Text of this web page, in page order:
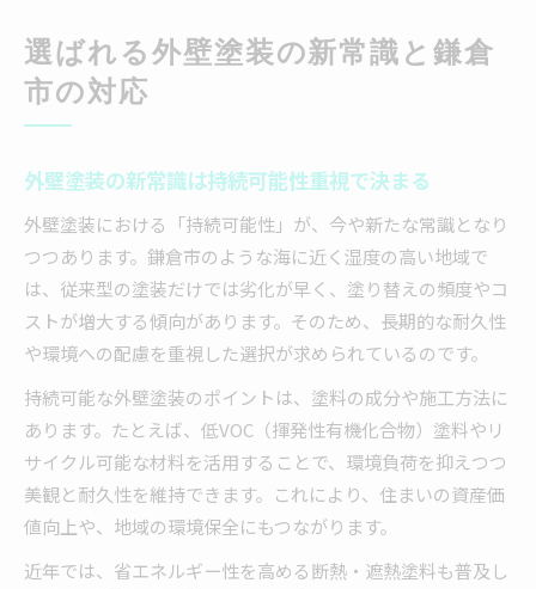
選ばれる外壁塗装の新常識と鎌倉
市の対応
外壁塗装の新常識は持続可能性重視で決まる
外壁塗装における「持続可能性」が、今や新たな常識となり
つつあります。鎌倉市のような海に近く湿度の高い地域で
は、従来型の塗装だけでは劣化が早く、塗り替えの頻度やコ
ストが増大する傾向があります。そのため、長期的な耐久性
や環境への配慮を重視した選択が求められているのです。
持続可能な外壁塗装のポイントは、塗料の成分や施工方法に
あります。たとえば、低VOC（揮発性有機化合物）塗料やリ
サイクル可能な材料を活用することで、環境負荷を抑えつつ
美観と耐久性を維持できます。これにより、住まいの資産価
値向上や、地域の環境保全にもつながります。
近年では、省エネルギー性を高める断熱・遮熱塗料も普及し